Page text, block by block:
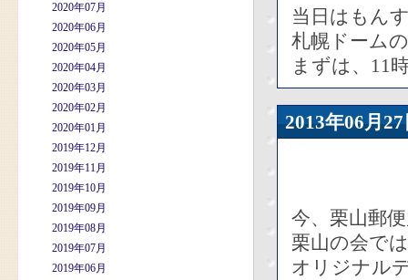
2020年07月
2020年06月
2020年05月
2020年04月
2020年03月
2020年02月
2020年01月
2019年12月
2019年11月
2019年10月
2019年09月
2019年08月
2019年07月
2019年06月
当日はもん
札幌ドーム
まずは、11
2013年06
今、栗山郵
栗山の会で
オリジナル